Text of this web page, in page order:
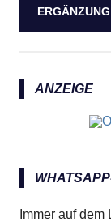
ANZEIGE
Immer auf